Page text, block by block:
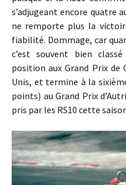
s’adjugeant encore quatre
ne remporte plus la
fiabilité. Dommage, car
c’est souvent bien
position aux Grand Prix de
Unis, et termine à la
points) au Grand Prix
pris par les RS10 cette